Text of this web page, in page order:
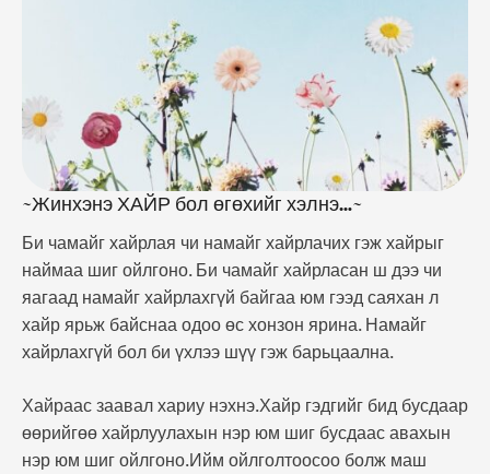
~Жинхэнэ ХАЙР бол өгөхийг хэлнэ…~
Би чамайг хайрлая чи намайг хайрлачих гэж хайрыг
наймаа шиг ойлгоно. Би чамайг хайрласан ш дээ чи
яагаад намайг хайрлахгүй байгаа юм гээд саяхан л
хайр ярьж байснаа одоо өс хонзон ярина. Намайг
хайрлахгүй бол би үхлээ шүү гэж барьцаална.
Хайраас заавал хариу нэхнэ.Хайр гэдгийг бид бусдаар
өөрийгөө хайрлуулахын нэр юм шиг бусдаас авахын
нэр юм шиг ойлгоно.Ийм ойлголтоосоо болж маш